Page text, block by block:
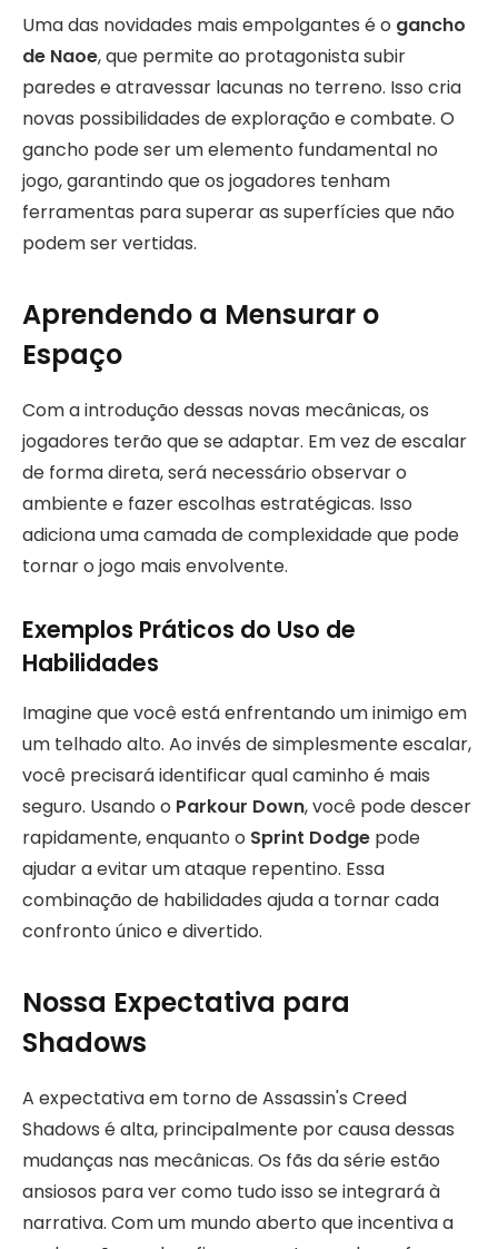
Uma das novidades mais empolgantes é o gancho
de Naoe, que permite ao protagonista subir
paredes e atravessar lacunas no terreno. Isso cria
novas possibilidades de exploração e combate. O
gancho pode ser um elemento fundamental no
jogo, garantindo que os jogadores tenham
ferramentas para superar as superfícies que não
podem ser vertidas.
Aprendendo a Mensurar o
Espaço
Com a introdução dessas novas mecânicas, os
jogadores terão que se adaptar. Em vez de escalar
de forma direta, será necessário observar o
ambiente e fazer escolhas estratégicas. Isso
adiciona uma camada de complexidade que pode
tornar o jogo mais envolvente.
Exemplos Práticos do Uso de
Habilidades
Imagine que você está enfrentando um inimigo em
um telhado alto. Ao invés de simplesmente escalar,
você precisará identificar qual caminho é mais
seguro. Usando o Parkour Down, você pode descer
rapidamente, enquanto o Sprint Dodge pode
ajudar a evitar um ataque repentino. Essa
combinação de habilidades ajuda a tornar cada
confronto único e divertido.
Nossa Expectativa para
Shadows
A expectativa em torno de Assassin's Creed
Shadows é alta, principalmente por causa dessas
mudanças nas mecânicas. Os fãs da série estão
ansiosos para ver como tudo isso se integrará à
narrativa. Com um mundo aberto que incentiva a